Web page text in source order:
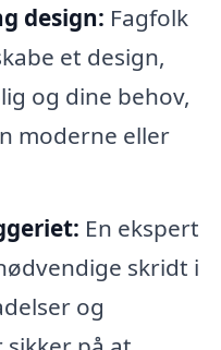
design: Fagfolk
et design,
og dine behov,
moderne eller
En ekspert
skridt i
og